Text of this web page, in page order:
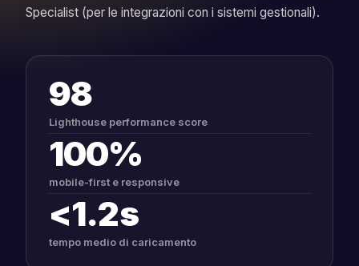
Specialist (per le integrazioni con i sistemi gestionali).
98
Lighthouse performance score
100%
mobile-first e responsive
<1.2s
tempo medio di caricamento